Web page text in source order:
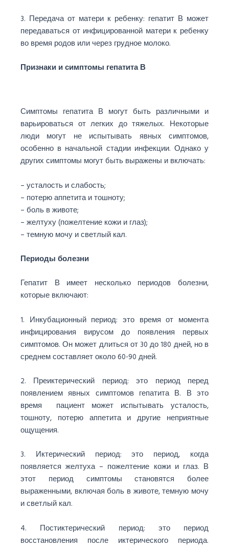
3. Передача от матери к ребенку: гепатит В может
передаваться от инфицированной матери к ребенку
во время родов или через грудное молоко.
Признаки и симптомы гепатита В
Симптомы гепатита В могут быть различными и
варьироваться от легких до тяжелых. Некоторые
люди могут не испытывать явных симптомов,
особенно в начальной стадии инфекции. Однако у
других симптомы могут быть выражены и включать:
– усталость и слабость;
– потерю аппетита и тошноту;
– боль в животе;
– желтуху (пожелтение кожи и глаз);
– темную мочу и светлый кал.
Периоды болезни
Гепатит В имеет несколько периодов болезни,
которые включают:
1. Инкубационный период: это время от момента
инфицирования вирусом до появления первых
симптомов. Он может длиться от 30 до 180 дней, но в
среднем составляет около 60-90 дней.
2. Преиктерический период: это период перед
появлением явных симптомов гепатита В. В это
время пациент может испытывать усталость,
тошноту, потерю аппетита и другие неприятные
ощущения.
3. Иктерический период: это период, когда
появляется желтуха – пожелтение кожи и глаз. В
этот период симптомы становятся более
выраженными, включая боль в животе, темную мочу
и светлый кал.
4. Постиктерический период: это период
восстановления после иктерического периода.